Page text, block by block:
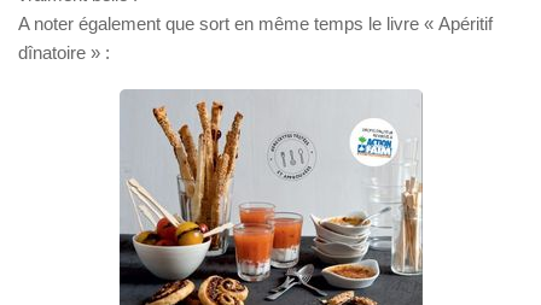
A noter également que sort en même temps le livre « Apéritif
dînatoire » :